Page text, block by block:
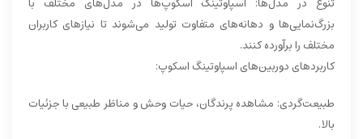
بزرگ‌نمایی‌ها و دهانه‌های متفاوت تولید می‌شوند تا نیازهای کاربران
مختلف را برآورده کنند.
کاربردهای دوربین‌های اسپاوتینگ اسکوپ:
طبیعت‌گردی: مشاهده پرندگان، حیات وحش و مناظر طبیعی با جزئیات
بالا.